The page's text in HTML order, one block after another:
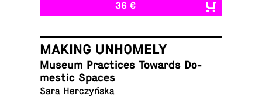
36 €
MAKING UNHOMELY
Museum Prac­tices Towards Do­
mes­tic Spaces
Sara Herczyńska